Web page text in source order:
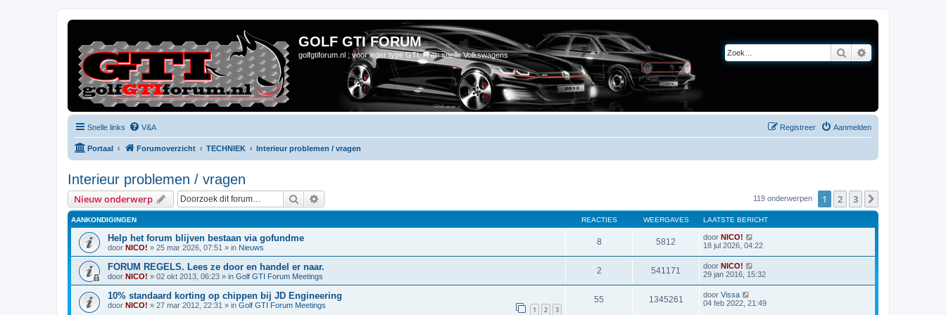
GOLF GTI FORUM
golfgtiforum.nl ; voor ieder type GTI, R en snelle Volkswagens Zoek
Snelle links V&A Aanmelden
Registreer
Portaal Forumoverzicht TECHNIEK Interieur problemen / vragen
Interieur problemen / vragen
Nieuw onderwerp Zoek 119 onderwerpen 1 2 3
AANKONDIGINGEN REACTIES WEERGAVES LAATSTE BERICHT
Help het forum blijven bestaan via gofundme
door NICO! » 25 mar 2026, 07:51 » in Nieuws
8 5812 door NICO!
18 jul 2026, 04:22
FORUM REGELS. Lees ze door en handel er naar.
door NICO! » 02 okt 2013, 06:23 » in Golf GTI Forum Meetings
2 541171 door NICO!
29 jan 2016, 15:32
10% standaard korting op chippen bij JD Engineering
door NICO! » 27 mar 2012, 22:31 » in Golf GTI Forum Meetings 1 2 3
55 1345261 door Vissa
04 feb 2022, 21:49